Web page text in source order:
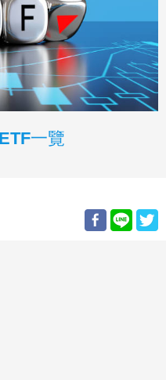
一覽